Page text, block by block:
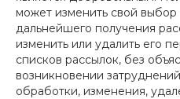
может изменить свой выбор
дальнейшего получения
изменить или удалить его
списков рассылок, без
возникновении
обработки, изменения,